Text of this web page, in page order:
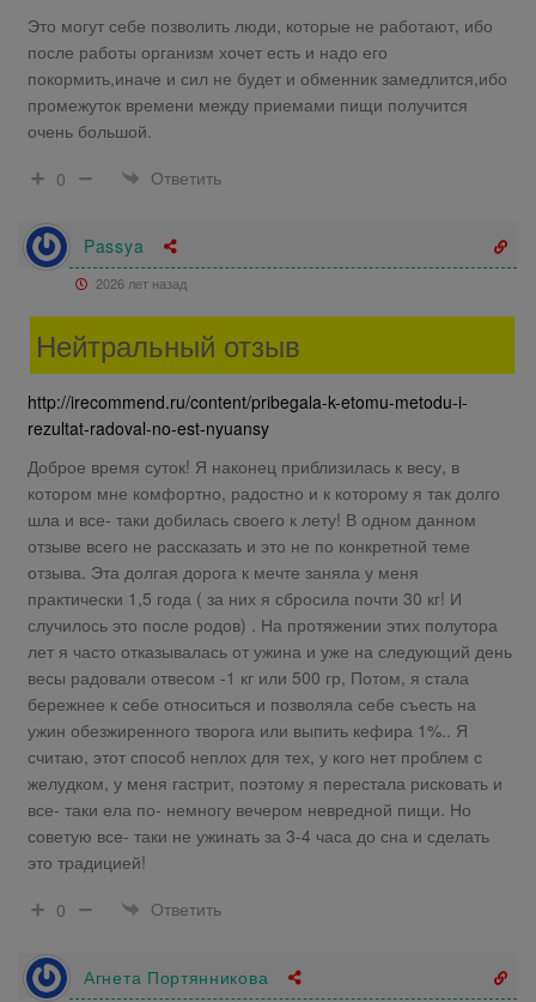
Это могут себе позволить люди, которые не работают, ибо
после работы организм хочет есть и надо его
покормить,иначе и сил не будет и обменник замедлится,ибо
промежуток времени между приемами пищи получится
очень большой.
0
Ответить
Passya
2026 лет назад
Нейтральный отзыв
http://irecommend.ru/content/pribegala-k-etomu-metodu-i-
rezultat-radoval-no-est-nyuansy
Доброе время суток! Я наконец приблизилась к весу, в
котором мне комфортно, радостно и к которому я так долго
шла и все- таки добилась своего к лету! В одном данном
отзыве всего не рассказать и это не по конкретной теме
отзыва. Эта долгая дорога к мечте заняла у меня
практически 1,5 года ( за них я сбросила почти 30 кг! И
случилось это после родов) . На протяжении этих полутора
лет я часто отказывалась от ужина и уже на следующий день
весы радовали отвесом -1 кг или 500 гр, Потом, я стала
бережнее к себе относиться и позволяла себе съесть на
ужин обезжиренного творога или выпить кефира 1%.. Я
считаю, этот способ неплох для тех, у кого нет проблем с
желудком, у меня гастрит, поэтому я перестала рисковать и
все- таки ела по- немногу вечером невредной пищи. Но
советую все- таки не ужинать за 3-4 часа до сна и сделать
это традицией!
0
Ответить
Агнета Портянникова